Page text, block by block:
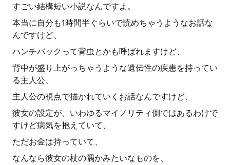
すごい結構短い小説なんですよ。
本当に自分も1時間半ぐらいで読めちゃうようなお話な
んですけど、
ハンチバックって背虫とかも呼ばれますけど、
背中が盛り上がっちゃうような遺伝性の疾患を持ってい
る主人公、
主人公の視点で描かれていくお話なんですけど、
彼女の設定が、いわゆるマイノリティ側ではあるわけで
すけど病気を抱えていて、
ただお金は持っていて、
なんなら彼女の杖の隅かみたいなものを、